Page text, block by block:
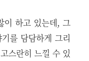
이 하고 있는데, 그
를 담담하게 그리
스란히 느낄 수 있